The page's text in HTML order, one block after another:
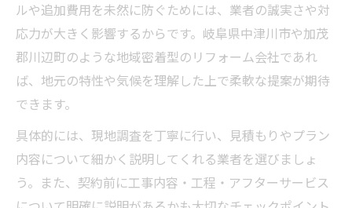
ルや追加費用を未然に防ぐためには、業者の誠実さや対
応力が大きく影響するからです。岐阜県中津川市や加茂
郡川辺町のような地域密着型のリフォーム会社であれ
ば、地元の特性や気候を理解した上で柔軟な提案が期待
できます。
具体的には、現地調査を丁寧に行い、見積もりやプラン
内容について細かく説明してくれる業者を選びましょ
う。また、契約前に工事内容・工程・アフターサービス